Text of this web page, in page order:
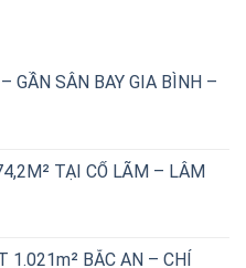
GẦN SÂN BAY GIA BÌNH –
TẠI CỔ LÃM – LÂM
1.021m² BẮC AN – CHÍ